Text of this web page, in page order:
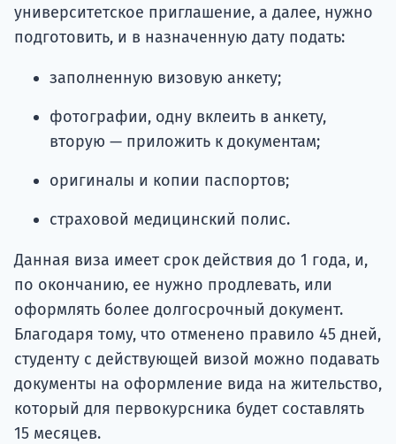
университетское приглашение, а далее, нужно
подготовить, и в назначенную дату подать:
заполненную визовую анкету;
фотографии, одну вклеить в анкету,
вторую — приложить к документам;
оригиналы и копии паспортов;
страховой медицинский полис.
Данная виза имеет срок действия до 1 года, и,
по окончанию, ее нужно продлевать, или
оформлять более долгосрочный документ.
Благодаря тому, что отменено правило 45 дней,
студенту с действующей визой можно подавать
документы на оформление вида на жительство,
который для первокурсника будет составлять
15 месяцев.